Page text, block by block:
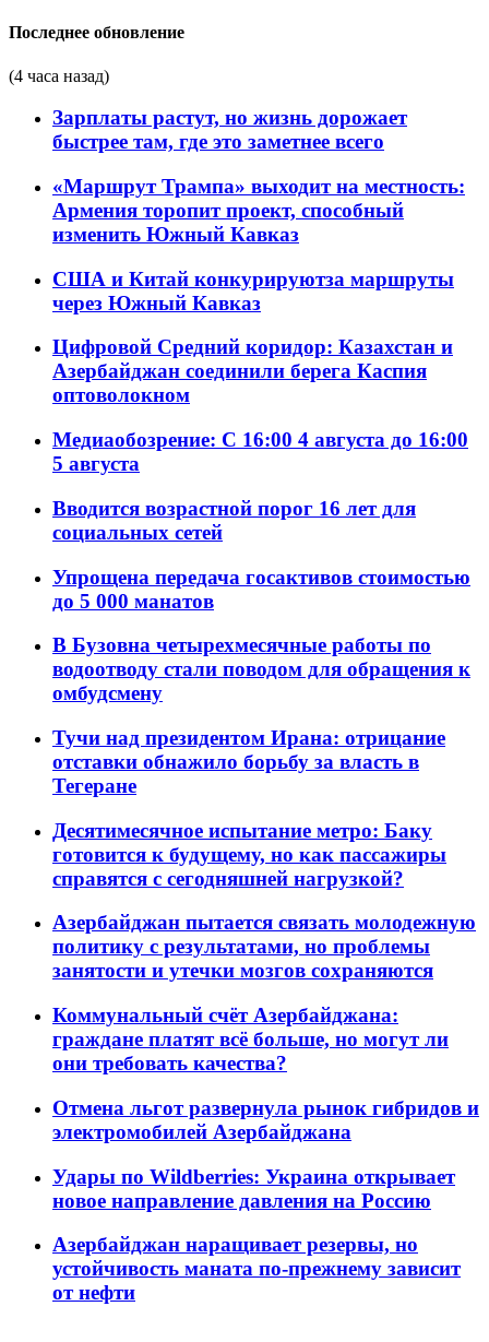
Последнее обновление
(4 часа назад)
Зарплаты растут, но жизнь дорожает
быстрее там, где это заметнее всего
«Маршрут Трампа» выходит на местность:
Армения торопит проект, способный
изменить Южный Кавказ
США и Китай конкурируютза маршруты
через Южный Кавказ
Цифровой Средний коридор: Казахстан и
Азербайджан соединили берега Каспия
оптоволокном
Медиаобозрение: С 16:00 4 августа до 16:00
5 августа
Вводится возрастной порог 16 лет для
социальных сетей
Упрощена передача госактивов стоимостью
до 5 000 манатов
В Бузовна четырехмесячные работы по
водоотводу стали поводом для обращения к
омбудсмену
Тучи над президентом Ирана: отрицание
отставки обнажило борьбу за власть в
Тегеране
Десятимесячное испытание метро: Баку
готовится к будущему, но как пассажиры
справятся с сегодняшней нагрузкой?
Азербайджан пытается связать молодежную
политику с результатами, но проблемы
занятости и утечки мозгов сохраняются
Коммунальный счёт Азербайджана:
граждане платят всё больше, но могут ли
они требовать качества?
Отмена льгот развернула рынок гибридов и
электромобилей Азербайджана
Удары по Wildberries: Украина открывает
новое направление давления на Россию
Азербайджан наращивает резервы, но
устойчивость маната по-прежнему зависит
от нефти